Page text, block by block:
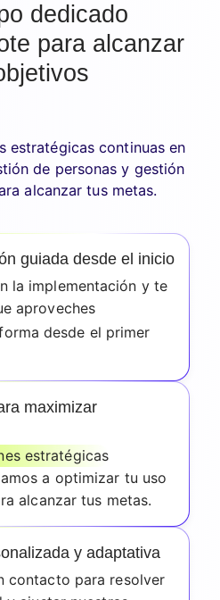
dedicado
para alcanzar
estratégicas continuas en
de personas y gestión
alcanzar tus metas.
guiada desde el inicio
la implementación y te
aproveches
desde el primer
maximizar
estratégicas
a optimizar tu uso
alcanzar tus metas.
y adaptativa
contacto para resolver